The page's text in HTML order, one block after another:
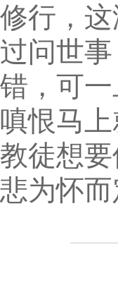
修行，
过问世
错，可
嗔恨马
教徒想
悲为怀而